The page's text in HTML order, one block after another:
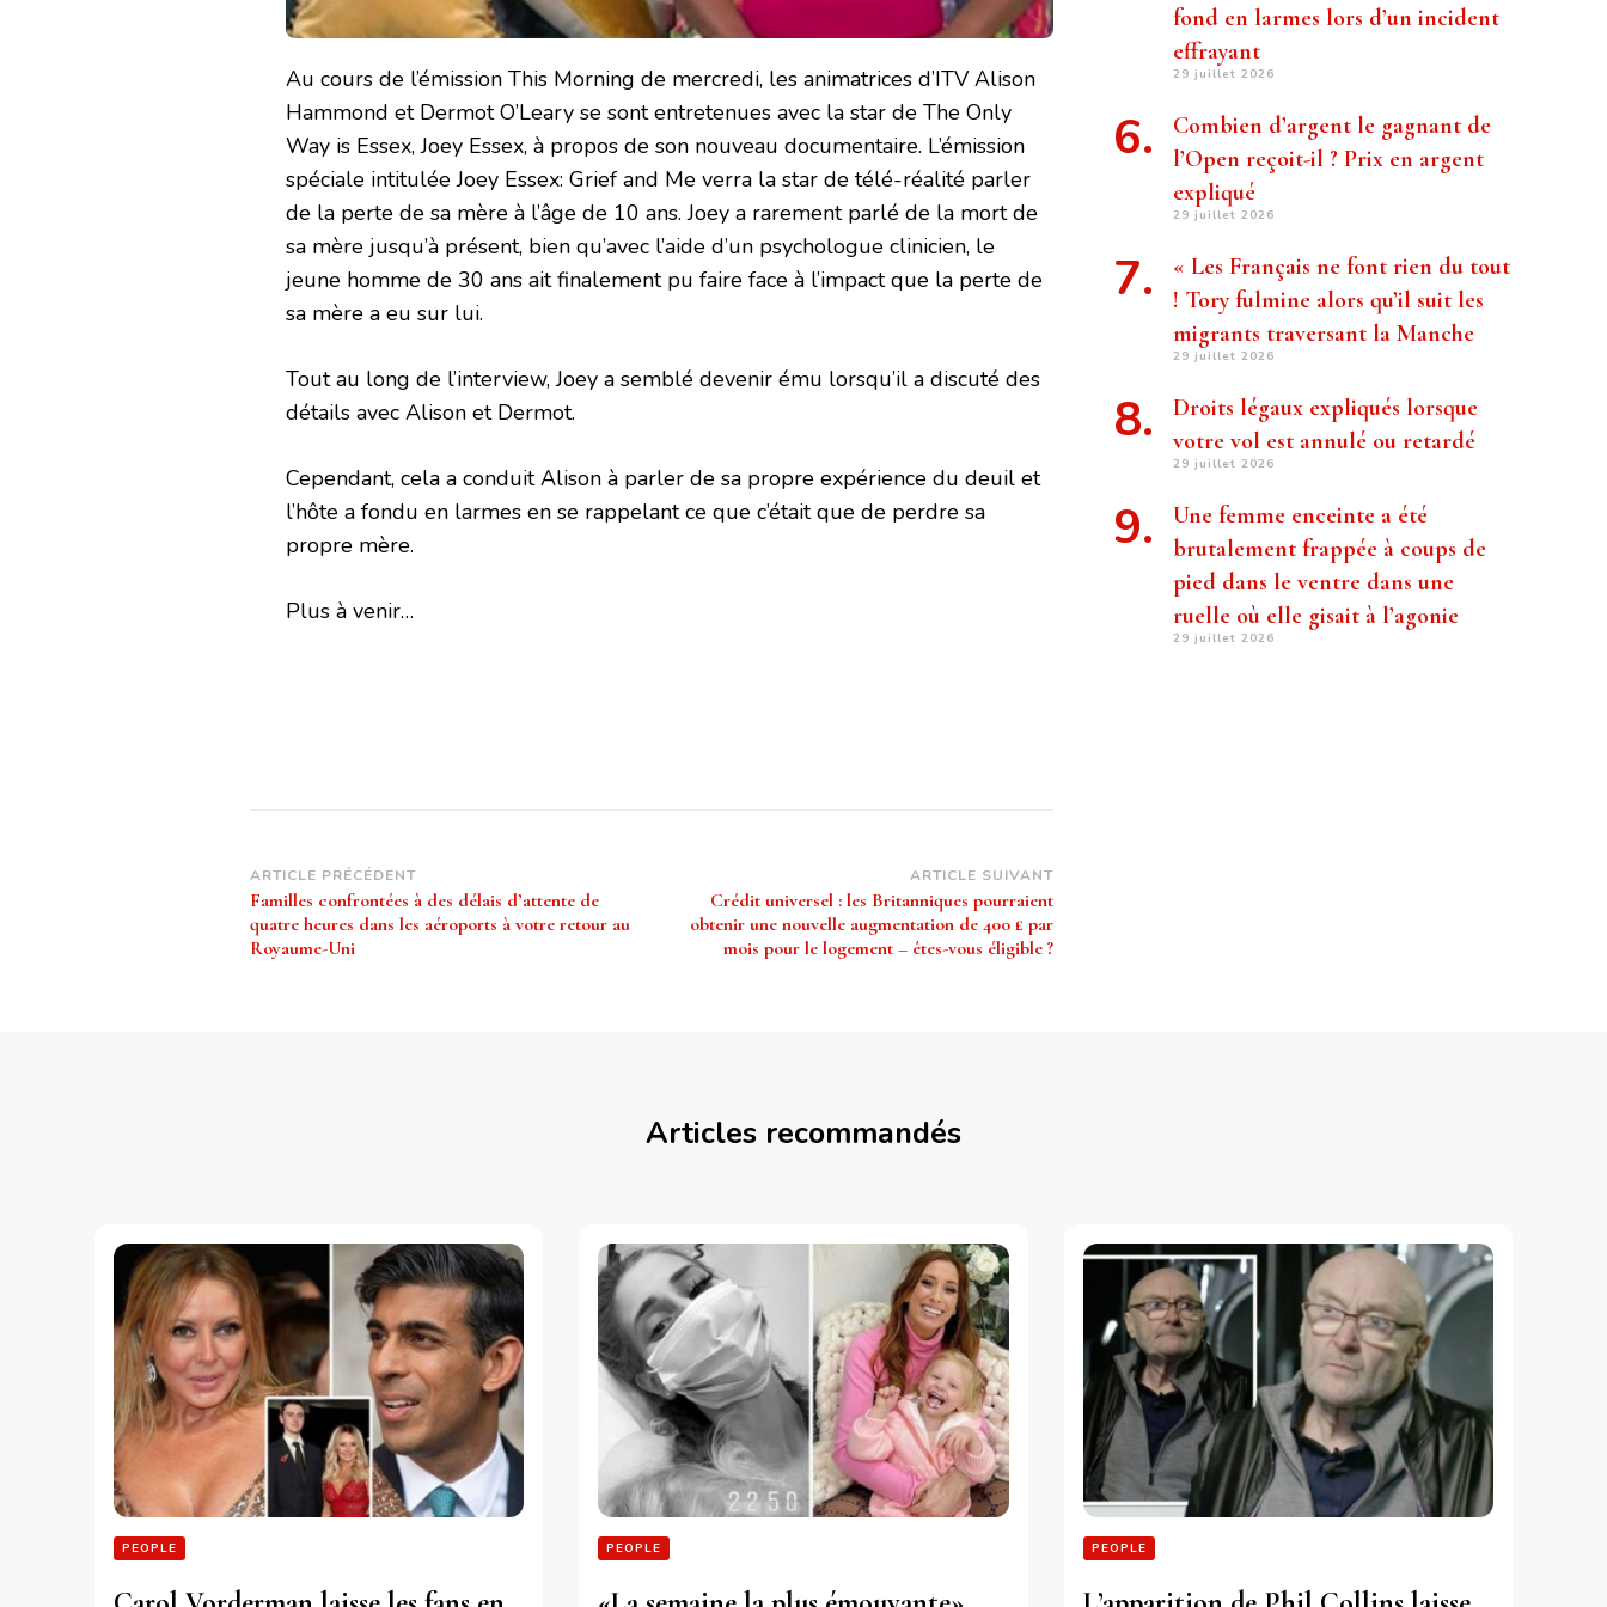
Au cours de l’émission This Morning de mercredi, les animatrices d’ITV Alison
Hammond et Dermot O’Leary se sont entretenues avec la star de The Only
Way is Essex, Joey Essex, à propos de son nouveau documentaire. L’émission
spéciale intitulée Joey Essex: Grief and Me verra la star de télé-réalité parler
de la perte de sa mère à l’âge de 10 ans. Joey a rarement parlé de la mort de
sa mère jusqu’à présent, bien qu’avec l’aide d’un psychologue clinicien, le
jeune homme de 30 ans ait finalement pu faire face à l’impact que la perte de
sa mère a eu sur lui.
Tout au long de l’interview, Joey a semblé devenir ému lorsqu’il a discuté des
détails avec Alison et Dermot.
Cependant, cela a conduit Alison à parler de sa propre expérience du deuil et
l’hôte a fondu en larmes en se rappelant ce que c’était que de perdre sa
propre mère.
Plus à venir…
Navigation
d’article
ARTICLE PRÉCÉDENT
Familles confrontées à des délais d’attente de
quatre heures dans les aéroports à votre retour au
Royaume-Uni
ARTICLE SUIVANT
Crédit universel : les Britanniques pourraient
obtenir une nouvelle augmentation de 400 £ par
mois pour le logement – êtes-vous éligible ?
fond en larmes lors d’un incident
effrayant
29 juillet 2026
Combien d’argent le gagnant de
l’Open reçoit-il ? Prix ​​en argent
expliqué
29 juillet 2026
« Les Français ne font rien du tout
! Tory fulmine alors qu’il suit les
migrants traversant la Manche
29 juillet 2026
Droits légaux expliqués lorsque
votre vol est annulé ou retardé
29 juillet 2026
Une femme enceinte a été
brutalement frappée à coups de
pied dans le ventre dans une
ruelle où elle gisait à l’agonie
29 juillet 2026
Articles recommandés
PEOPLE PEOPLE PEOPLE